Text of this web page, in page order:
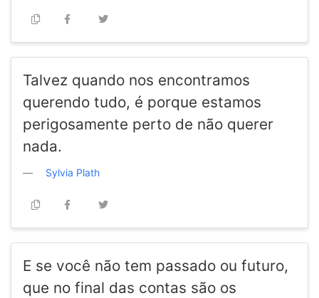
Talvez quando nos encontramos
querendo tudo, é porque estamos
perigosamente perto de não querer
nada.
Sylvia Plath
E se você não tem passado ou futuro,
que no final das contas são os